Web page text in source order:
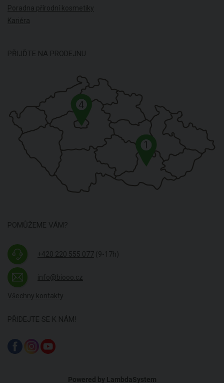
Poradna přírodní kosmetiky
Kariéra
PŘIJĎTE NA PRODEJNU
1
4
POMŮŽEME VÁM?
+420 220 555 077 (9-17h)
info@biooo.cz
Všechny kontakty
PŘIDEJTE SE K NÁM!
Powered by LambdaSystem